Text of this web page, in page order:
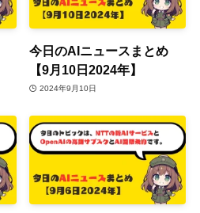
今日のAIニュースまとめ
【9月10日2024年】
2024年9月10日